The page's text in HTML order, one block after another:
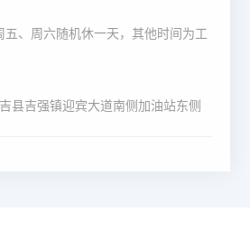
、周六随机休一天，其他时间为工
县吉强镇迎宾大道南侧加油站东侧